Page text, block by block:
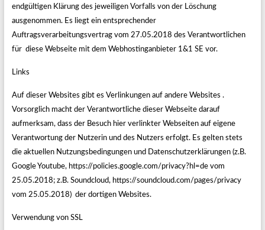
endgültigen Klärung des jeweiligen Vorfalls von der Löschung
ausgenommen. Es liegt ein entsprechender
Auftragsverarbeitungsvertrag vom 27.05.2018 des Verantwortlichen
für diese Webseite mit dem Webhostinganbieter 1&1 SE vor.
Links
Auf dieser Websites gibt es Verlinkungen auf andere Websites .
Vorsorglich macht der Verantwortliche dieser Webseite darauf
aufmerksam, dass der Besuch hier verlinkter Webseiten auf eigene
Verantwortung der Nutzerin und des Nutzers erfolgt. Es gelten stets
die aktuellen Nutzungsbedingungen und Datenschutzerklärungen (z.B.
Google Youtube, https://policies.google.com/privacy?hl=de vom
25.05.2018; z.B. Soundcloud, https://soundcloud.com/pages/privacy
vom 25.05.2018) der dortigen Websites.
Verwendung von SSL